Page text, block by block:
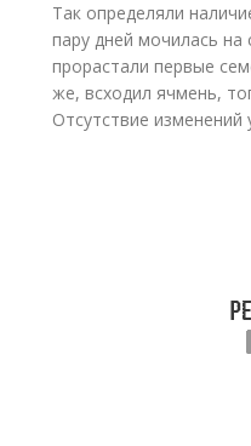
Так определяли
пару дней мочилась
прорастали первые
же, всходил ячмень,
Отсутствие изменений